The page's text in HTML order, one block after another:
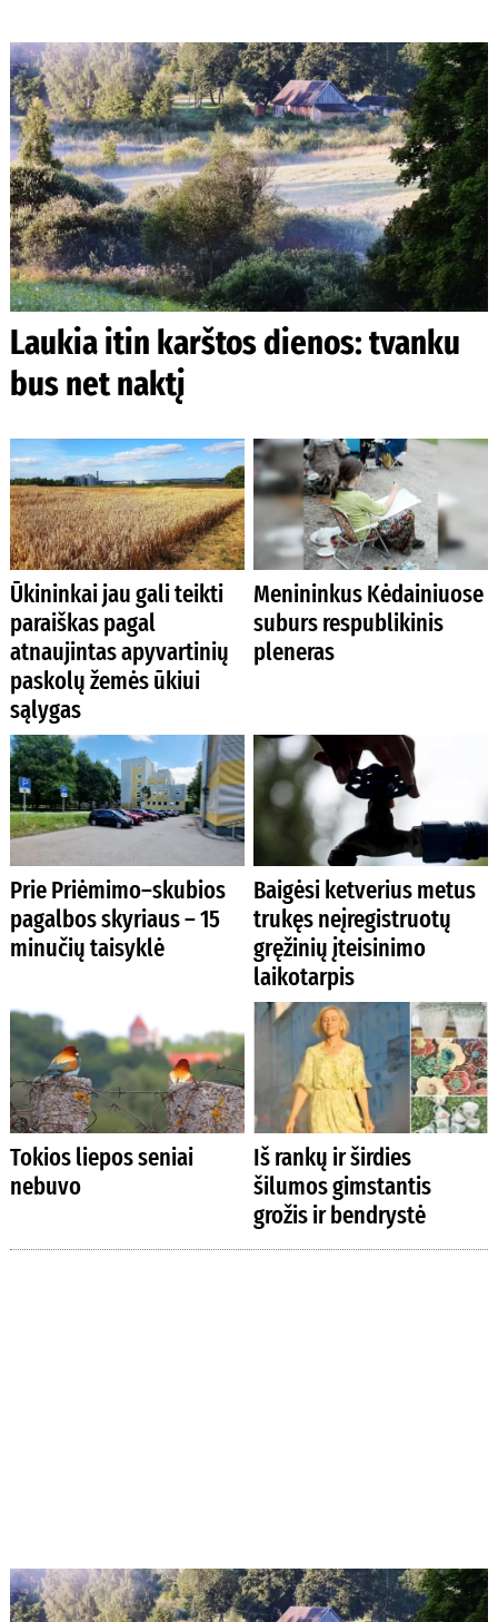
Laukia itin karštos dienos: tvanku
bus net naktį
Ūkininkai jau gali teikti
paraiškas pagal
atnaujintas apyvartinių
paskolų žemės ūkiui
sąlygas
Menininkus Kėdainiuose
suburs respublikinis
pleneras
Prie Priėmimo–skubios
pagalbos skyriaus – 15
minučių taisyklė
Baigėsi ketverius metus
trukęs neįregistruotų
gręžinių įteisinimo
laikotarpis
Tokios liepos seniai
nebuvo
Iš rankų ir širdies
šilumos gimstantis
grožis ir bendrystė